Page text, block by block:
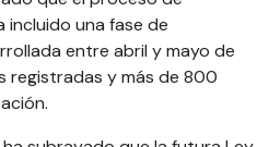
incluido una fase de
entre abril y mayo de
registradas y más de 800